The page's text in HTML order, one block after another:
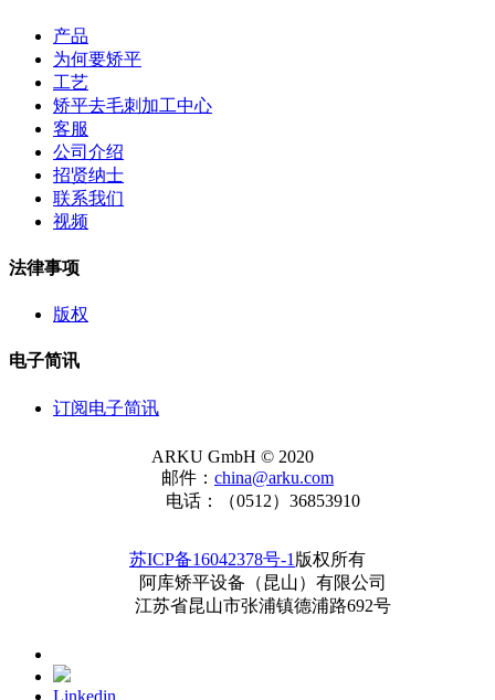
产品
为何要矫平
工艺
矫平去毛刺加工中心
客服
公司介绍
招贤纳士
联系我们
视频
法律事项
版权
电子简讯
订阅电子简讯
ARKU GmbH © 2020
邮件： china@arku.com
电话：（0512）36853910
苏ICP备16042378号-1 版权所有
阿库矫平设备（昆山）有限公司
江苏省昆山市张浦镇德浦路692号
Linkedin